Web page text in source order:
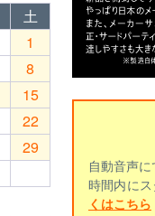
自動音声に
時間内に
くはこちら
土
1
8
15
22
29